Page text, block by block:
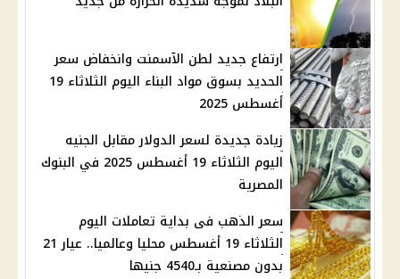
ارتفاع جديد لطن الآسمنت وانخفاض سعر
الحديد بسوق مواد البناء اليوم الثلاثاء 19
أغسطس 2025
زيادة جديدة لسعر الدولار مقابل الجنيه
اليوم الثلاثاء 19 أغسطس 2025 في البنوك
المصرية
سعر الذهب فى بداية تعاملات اليوم
الثلاثاء 19 أغسطس محليا وعالميا.. عيار 21
بدون مصنعية بـ4540 جنيها